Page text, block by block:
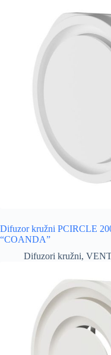
Difuzor kružni PCIRCLE
“COANDA”
Difuzori kružni,